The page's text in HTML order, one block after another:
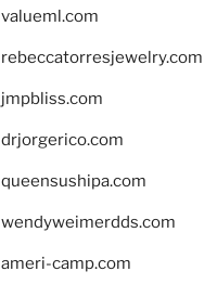
valueml.com
rebeccatorresjewelry.com
jmpbliss.com
drjorgerico.com
queensushipa.com
wendyweimerdds.com
ameri-camp.com